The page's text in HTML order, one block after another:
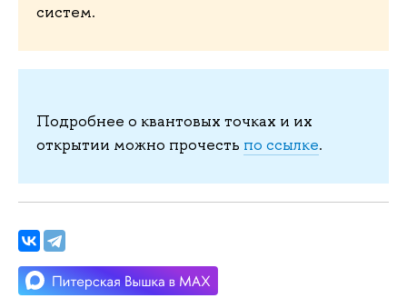
систем.
Подробнее о квантовых точках и их
открытии можно прочесть по ссылке.